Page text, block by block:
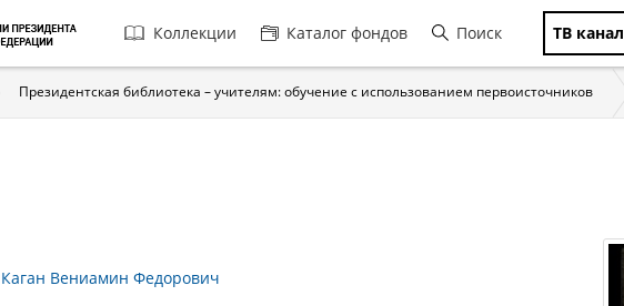
Главная
навигация
Коллекции Каталог фондов Поиск ТВ канал
Президентская библиотека – учителям: обучение с использованием первоисточников
Каган Вениамин Федорович